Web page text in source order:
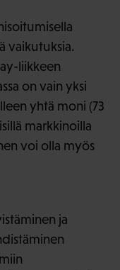
vaikutuksia.
liikkeen
on vain yksi
yhtä moni (73
markkinoilla
voi olla myös
ja